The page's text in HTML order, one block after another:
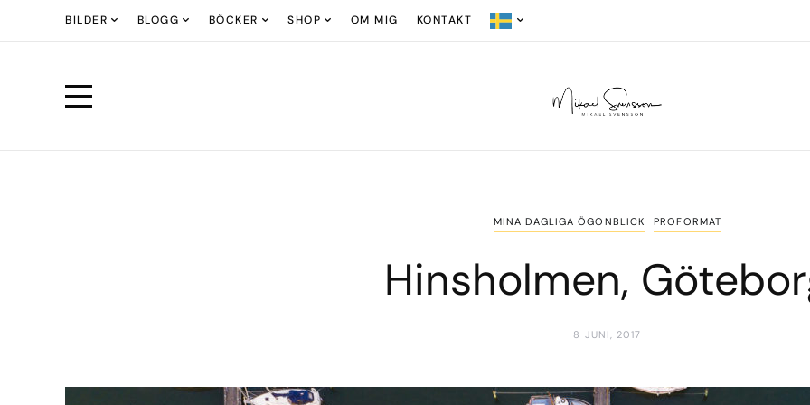
BILDER BLOGG BÖCKER SHOP OM MIG KONTAKT
MINA DAGLIGA ÖGONBLICK PROFORMAT
Hinsholmen,
8 JUNI, 2017